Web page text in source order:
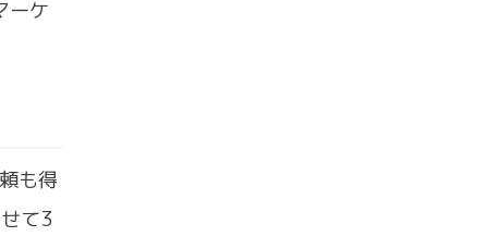
ーケ
も得
て3